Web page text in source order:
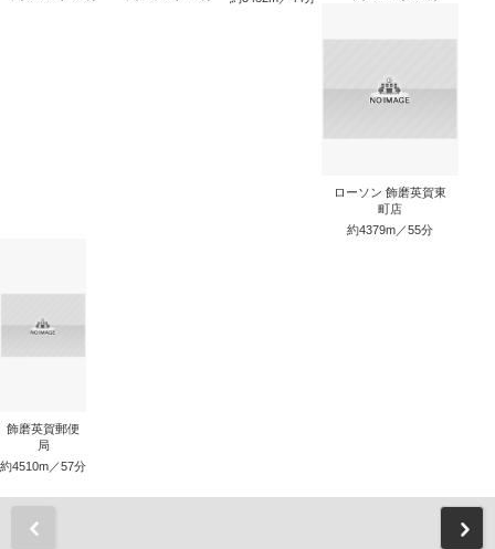
ローソン 飾磨英賀東
町店
約4379m／55分
飾磨英賀郵便
局
約4510m／57分